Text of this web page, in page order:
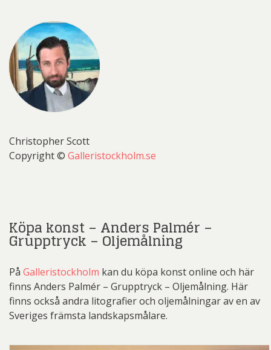
Christopher Scott
Copyright © Galleristockholm.se
Köpa konst – Anders Palmér –
Grupptryck – Oljemålning
På Galleristockholm kan du köpa konst online och här
finns Anders Palmér – Grupptryck – Oljemålning. Här
finns också andra litografier och oljemålningar av en av
Sveriges främsta landskapsmålare.